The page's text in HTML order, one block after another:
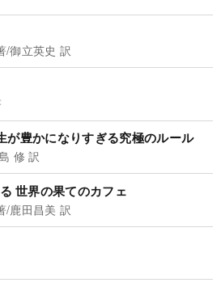
/御立英史 訳
豊かになりすぎる究極のルール
修 訳
世界の果てのカフェ
/鹿田昌美 訳